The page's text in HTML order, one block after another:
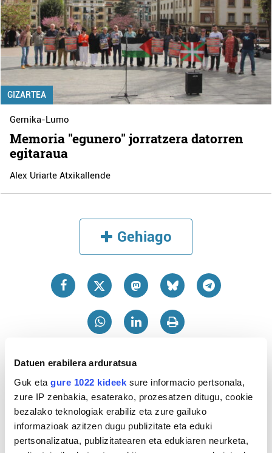
Datuen erabilera arduratsua
Guk eta gure 1022 kideek sure informacio pertsonala,
zure IP zenbakia, esaterako, prozesatzen ditugu, cookie
bezalako teknologiak erabiliz eta zure gailuko
informazioak azitzen dugu publizitate eta eduki
pertsonalizatua, publizitatearen eta edukiaren neurketa,
GIZARTEA
Gernika-Lumo
Memoria "egunero" jorratzera datorren
egitaraua
Alex Uriarte Atxikallende
Gehiago
AGENDA
Abuztua 2026
AL. AR. AZ. OG. OL. LR.
IG.